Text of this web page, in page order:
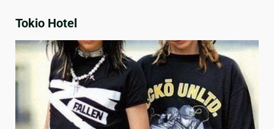
Tokio Hotel